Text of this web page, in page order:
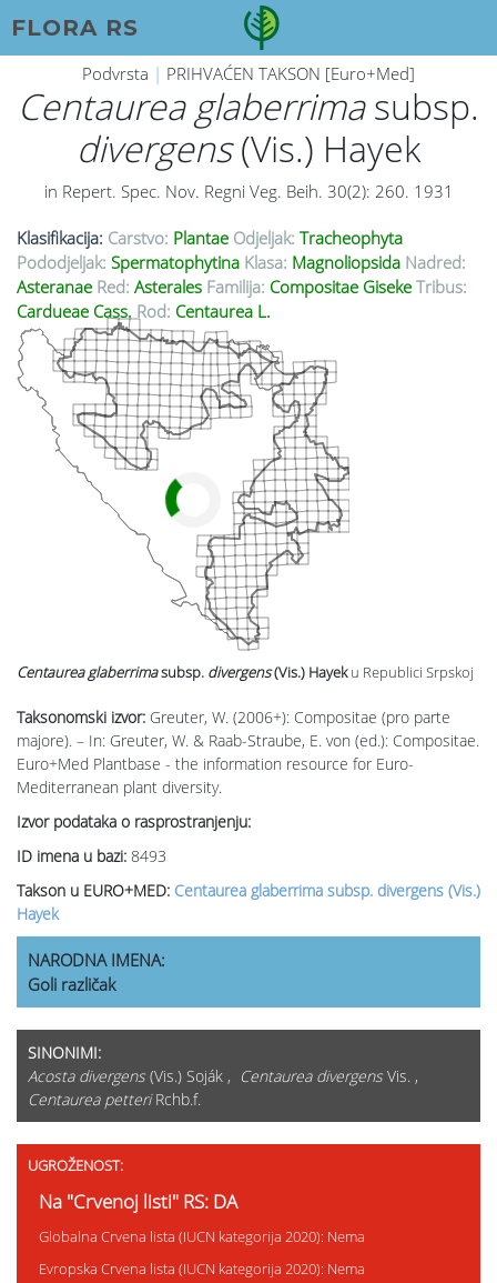
FLORA RS
Podvrsta | PRIHVAĆEN TAKSON [Euro+Med]
Centaurea glaberrimasubsp.
divergens(Vis.) Hayek
in Repert. Spec. Nov. Regni Veg. Beih. 30(2): 260. 1931
Klasifikacija: Carstvo: Plantae Odjeljak: Tracheophyta
Pododjeljak: Spermatophytina Klasa: Magnoliopsida Nadred:
Asteranae Red: Asterales Familija: Compositae Giseke Tribus:
Cardueae Cass. Rod: Centaurea L.
Taksonomski izvor: Greuter, W. (2006+): Compositae (pro parte
majore). – In: Greuter, W. & Raab-Straube, E. von (ed.): Compositae.
Euro+Med Plantbase - the information resource for Euro-
Mediterranean plant diversity.
Izvor podataka o rasprostranjenju:
ID imena u bazi: 8493
Takson u EURO+MED: Centaurea glaberrima subsp. divergens (Vis.)
Hayek
Centaurea glaberrimasubsp. divergens(Vis.) Hayek u Republici Srpskoj
NARODNA IMENA:
Goli različak
SINONIMI:
Acosta divergens (Vis.) Soják , Centaurea divergens Vis. ,
Centaurea petteriRchb.f.
UGROŽENOST:
Na "Crvenoj listi" RS: DA
Globalna Crvena lista (IUCN kategorija 2020): Nema
Evropska Crvena lista (IUCN kategorija 2020): Nema